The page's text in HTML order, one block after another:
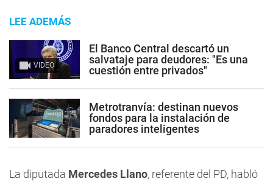
LEE ADEMÁS
VIDEO
El Banco Central descartó un
salvataje para deudores: "Es una
cuestión entre privados"
Metrotranvía: destinan nuevos
fondos para la instalación de
paradores inteligentes
La diputada Mercedes Llano, referente del PD, habló